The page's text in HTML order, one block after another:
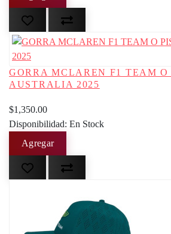
GORRA MCLAREN F1 TEAM O
AUSTRALIA 2025
$1,350.00
Disponibilidad: En Stock